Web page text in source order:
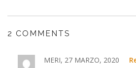
en
ventana
nueva)
en
ventana
nueva)
2 COMMENTS
MERI, 27 MARZO, 2020